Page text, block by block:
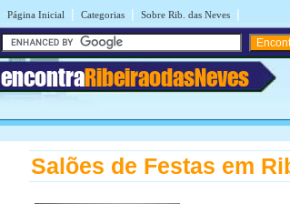
Página Inicial | Categorias | Sobre Rib. das Neves |
encontraRibeiraodasNeves
Salões de Festas em